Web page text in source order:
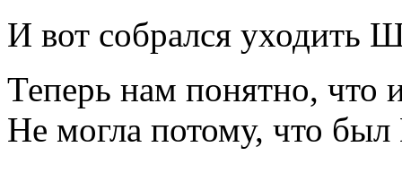
И вот собрался уходить
Теперь нам понятно, что
Не могла потому, что